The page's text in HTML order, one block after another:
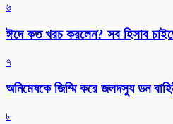
৬
ঈদে কত খরচ করলেন? সব হিসাব
৭
অনিমেষকে জিম্মি করে জলদস্যু ডন
৮